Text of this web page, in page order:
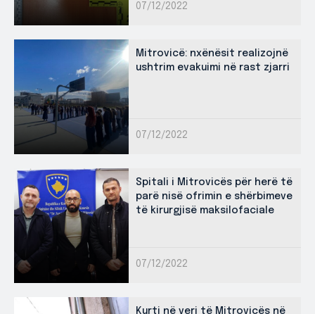
07/12/2022
Mitrovicë: nxënësit realizojnë
ushtrim evakuimi në rast zjarri
07/12/2022
Spitali i Mitrovicës për herë të
parë nisë ofrimin e shërbimeve
të kirurgjisë maksilofaciale
07/12/2022
Kurti në veri të Mitrovicës në